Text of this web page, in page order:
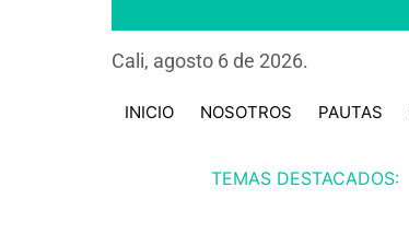
Cali, agosto 6 de 2026.
INICIO NOSOTROS PAUTAS
TEMAS DESTACADOS: